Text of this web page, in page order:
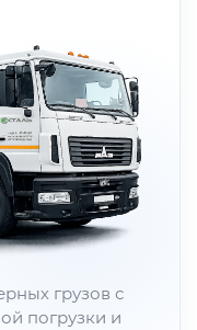
грузов с
погрузки и